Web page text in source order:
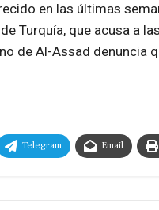
en las últimas
Turquía, que acusa a
de Al-Assad denuncia
Telegram Email